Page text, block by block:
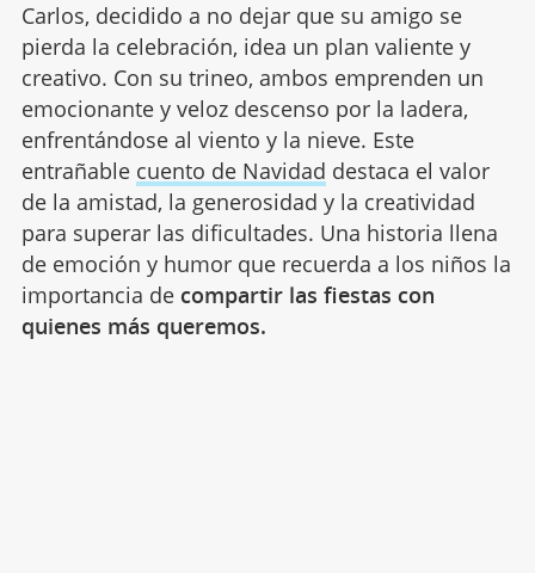
Carlos, decidido a no dejar que su amigo se
pierda la celebración, idea un plan valiente y
creativo. Con su trineo, ambos emprenden un
emocionante y veloz descenso por la ladera,
enfrentándose al viento y la nieve. Este
entrañable cuento de Navidad destaca el valor
de la amistad, la generosidad y la creatividad
para superar las dificultades. Una historia llena
de emoción y humor que recuerda a los niños la
importancia de compartir las fiestas con
quienes más queremos.